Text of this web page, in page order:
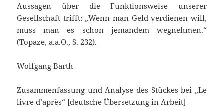
Aussagen über die Funktionsweise unserer
Gesellschaft trifft: „Wenn man Geld verdienen will,
muss man es schon jemandem wegnehmen.“
(Topaze, a.a.O., S. 232).
Wolfgang Barth
Zusammenfassung und Analyse des Stückes bei „Le
livre d’après“ [deutsche Übersetzung in Arbeit]